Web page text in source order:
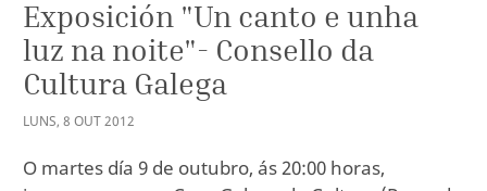
Exposición "Un canto e unha
luz na noite"- Consello da
Cultura Galega
LUNS, 8 OUT2012
O martes día 9 de outubro, ás 20:00 horas,